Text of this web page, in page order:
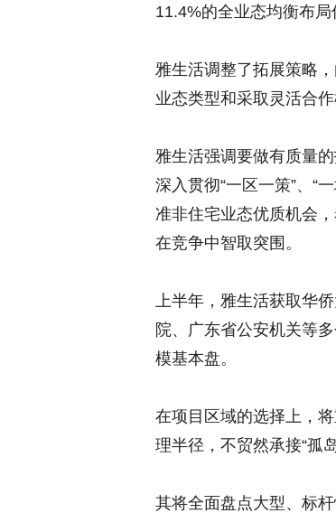
11.4%的全业态均衡布局
雅生活调整了拓展策略
业态类型和采取灵活合作
雅生活强调要做有质量
深入贯彻“一区一策”、“
准非住宅业态优质机会
在竞争中智取突围。
上半年，雅生活获取华
院、广东省公安机关等
模基本盘。
在项目区域的选择上，
理半径，不贸然承接“孤岛
其将全面盘点大型、标